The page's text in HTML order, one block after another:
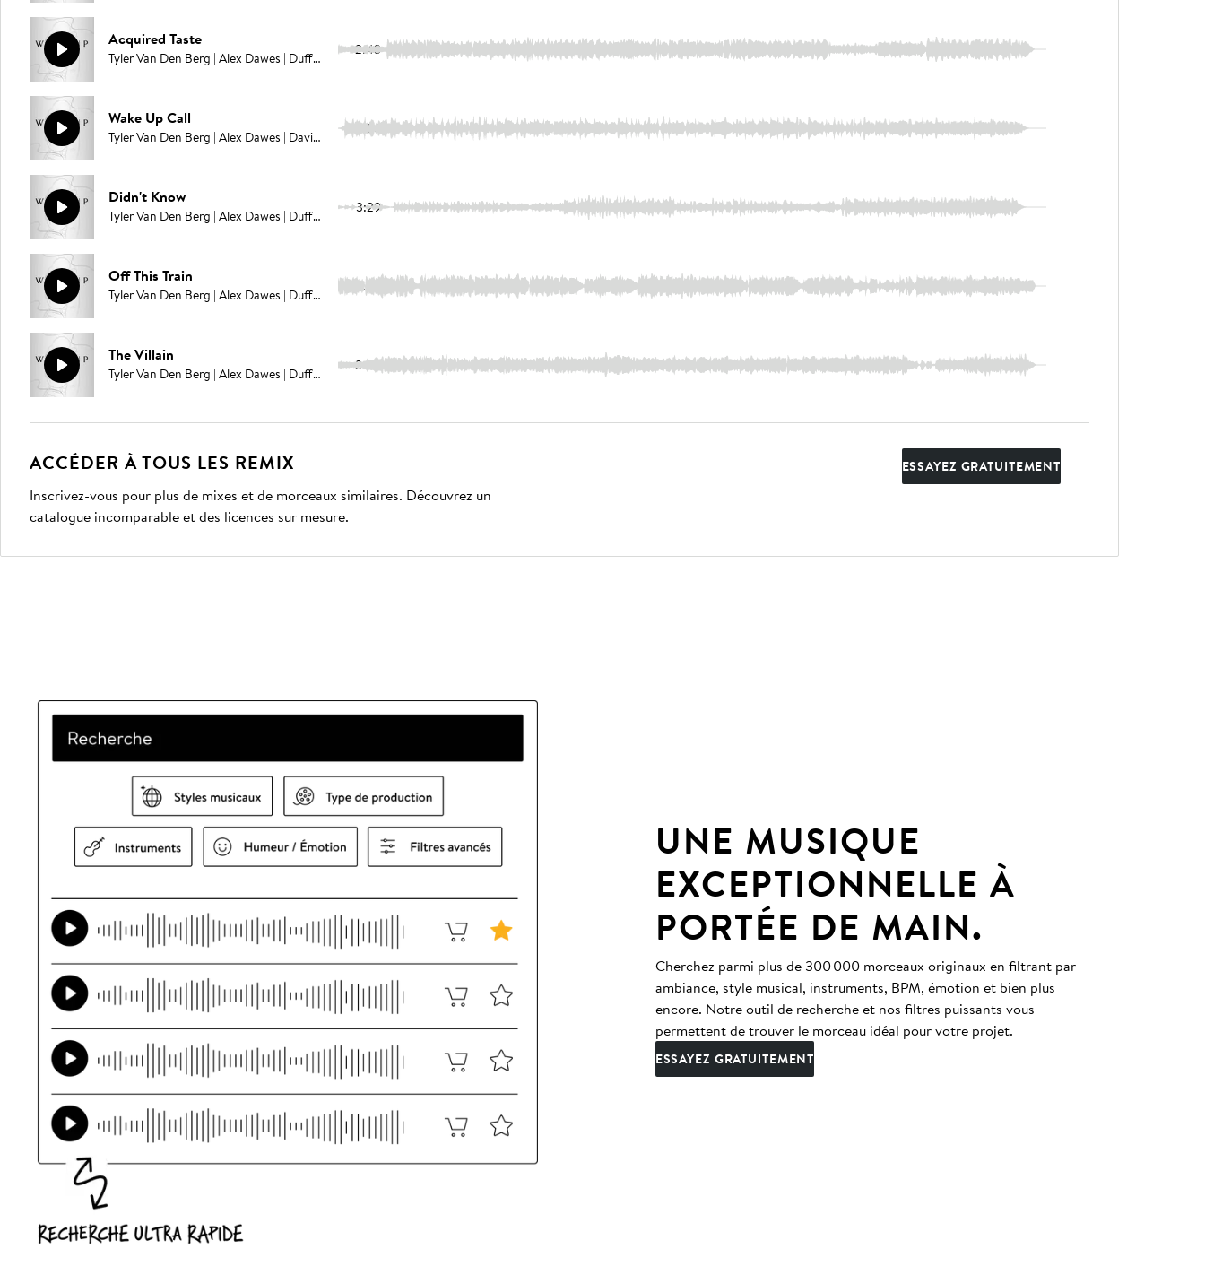
Acquired Taste
Tyler Van Den Berg | Alex Dawes | Duffy Sylvander | Campbell E Browning | Pablo Love 2:43
Wake Up Call
Tyler Van Den Berg | Alex Dawes | David Jane | Campbell E Browning | Pablo Love 3:36
Didn't Know
Tyler Van Den Berg | Alex Dawes | Duffy Sylvander | Campbell E Browning | Pablo Love 3:29
Off This Train
Tyler Van Den Berg | Alex Dawes | Duffy Sylvander | Campbell E Browning | Pablo Love 3:34
The Villain
Tyler Van Den Berg | Alex Dawes | Duffy Sylvander | Campbell E Browning | Pablo Love 3:49
ACCÉDER À TOUS LES REMIX
Inscrivez-vous pour plus de mixes et de morceaux similaires. Découvrez un
catalogue incomparable et des licences sur mesure.
ESSAYEZ GRATUITEMENT
UNE MUSIQUE
EXCEPTIONNELLE À
PORTÉE DE MAIN.
Cherchez parmi plus de 300 000 morceaux originaux en filtrant par
ambiance, style musical, instruments, BPM, émotion et bien plus
encore. Notre outil de recherche et nos filtres puissants vous
permettent de trouver le morceau idéal pour votre projet.
ESSAYEZ GRATUITEMENT